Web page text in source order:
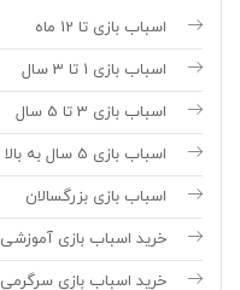
اسباب بازی تا 12 ماه
اسباب بازی 1 تا 3 سال
اسباب بازی 3 تا 5 سال
اسباب بازی 5 سال به بالا
اسباب بازی بزرگسالان
خرید اسباب بازی آموزشی
خرید اسباب بازی سرگرمی